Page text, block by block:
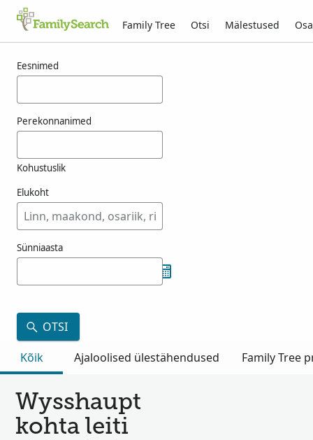
Family Tree Otsi Mälestused
Eesnimed
Perekonnanimed
Kohustuslik
Elukoht
Sünniaasta
OTSI
Kõik
Ajaloolised ülestähendused Family Tree
Wysshaupt
kohta leiti